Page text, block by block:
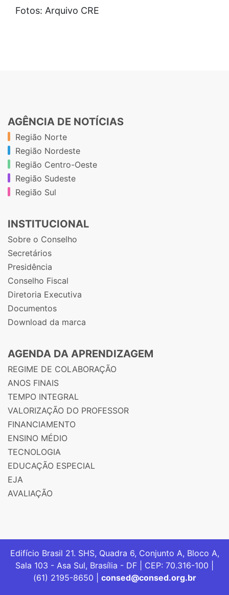
Fotos: Arquivo CRE
AGÊNCIA DE NOTÍCIAS
Região Norte
Região Nordeste
Região Centro-Oeste
Região Sudeste
Região Sul
INSTITUCIONAL
Sobre o Conselho
Secretários
Presidência
Conselho Fiscal
Diretoria Executiva
Documentos
Download da marca
AGENDA DA APRENDIZAGEM
REGIME DE COLABORAÇÃO
ANOS FINAIS
TEMPO INTEGRAL
VALORIZAÇÃO DO PROFESSOR
FINANCIAMENTO
ENSINO MÉDIO
TECNOLOGIA
EDUCAÇÃO ESPECIAL
EJA
AVALIAÇÃO
Edifício Brasil 21. SHS, Quadra 6, Conjunto A, Bloco A,
Sala 103 - Asa Sul, Brasília - DF | CEP: 70.316-100 |
(61) 2195-8650 | consed@consed.org.br